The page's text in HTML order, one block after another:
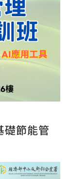
節能管